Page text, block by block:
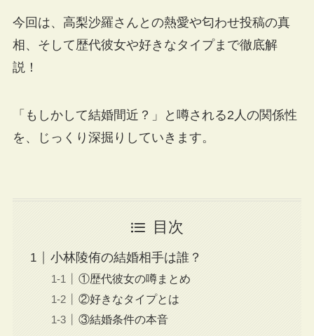
今回は、高梨沙羅さんとの熱愛や匂わせ投稿の真
相、そして歴代彼女や好きなタイプまで徹底解
説！
「もしかして結婚間近？」と噂される2人の関係性
を、じっくり深掘りしていきます。
目次
小林陵侑の結婚相手は誰？
①歴代彼女の噂まとめ
②好きなタイプとは
③結婚条件の本音